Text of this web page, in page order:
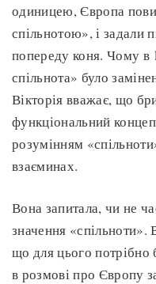
одиницею, Європа
спільнотою», і задали
попереду коня. Чому в
спільнота» було
Вікторія вважає, що
функціональний
розумінням
взаєминах.
Вона запитала, чи не
значення
що для цього потрібно
в розмові про Європу